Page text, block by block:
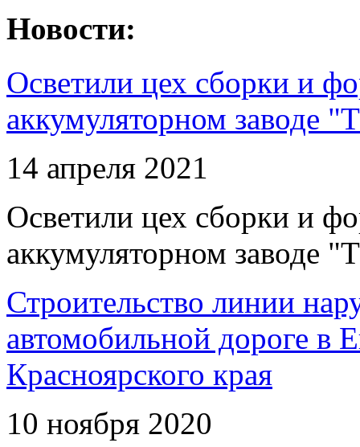
Новости:
Осветили цех сборки и
аккумуляторном заводе
14 апреля 2021
Осветили цех сборки и
аккумуляторном заводе
Строительство линии
автомобильной дороге в
Красноярского края
10 ноября 2020